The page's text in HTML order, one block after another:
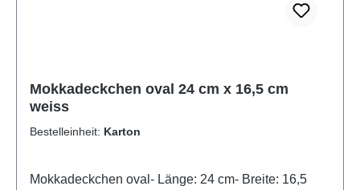
Mokkadeckchen oval 24 cm x 16,5 cm
weiss
Bestelleinheit: Karton
Mokkadeckchen oval- Länge: 24 cm- Breite: 16,5